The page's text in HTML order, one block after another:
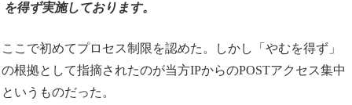
を得ず実施しております。
ここで初めてプロセス制限を認めた。しかし「やむを得ず」
の根拠として指摘されたのが当方IPからのPOSTアクセス集中
というものだった。